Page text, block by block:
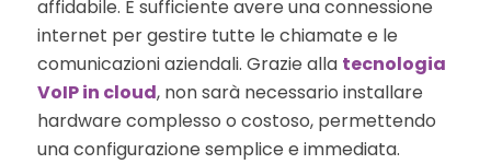
affidabile. È sufficiente avere una connessione
internet per gestire tutte le chiamate e le
comunicazioni aziendali. Grazie alla tecnologia
VoIP in cloud, non sarà necessario installare
hardware complesso o costoso, permettendo
una configurazione semplice e immediata.